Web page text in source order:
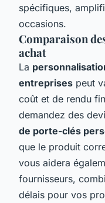
spécifiques,
occasions.
Comparaison
achat
La
entreprises peut
coût et de rendu
demandez des
de porte-clés
que le produit
vous aidera
fournisseurs,
délais pour vos